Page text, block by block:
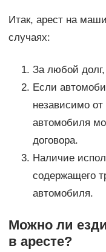
Итак, арест на
случаях:
За любой
Если
независимо
автомобиля
договора.
Наличие
содержащего
автомобиля.
Можно ли
в аресте?